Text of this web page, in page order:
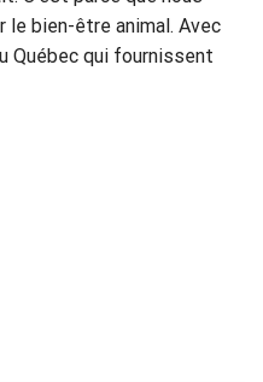
le bien-être animal. Avec
Québec qui fournissent